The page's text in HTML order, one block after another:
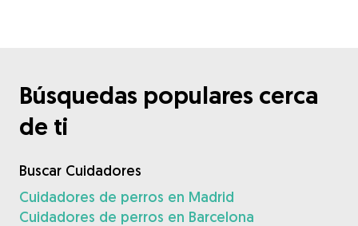
Búsquedas populares cerca
de ti
Buscar Cuidadores
Cuidadores de perros en Madrid
Cuidadores de perros en Barcelona